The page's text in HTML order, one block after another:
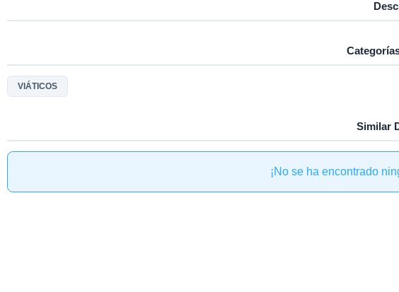
VIÁTICOS
Similar
¡No se ha encontrado